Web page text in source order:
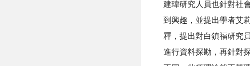
建瑋研究人員也針對社
到興趣，並提出學者艾
釋，提出對白鎮福研究
進行資料探勘，再針對